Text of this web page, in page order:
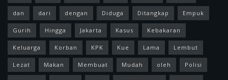
dan dari dengan Diduga Ditangkap Empuk
Gurih Hingga Jakarta Kasus Kebakaran
Keluarga Korban KPK Kue Lama Lembut
Lezat Makan Membuat Mudah oleh Polisi